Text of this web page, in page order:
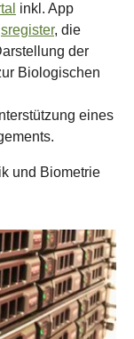
inkl. App
, die
der
Biologischen
eines
und Biometrie